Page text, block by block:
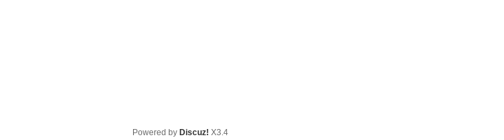
Powered by Discuz! X3.4